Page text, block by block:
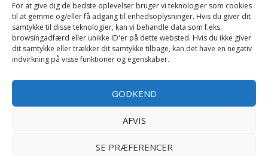
For at give dig de bedste oplevelser bruger vi teknologier som cookies
til at gemme og/eller få adgang til enhedsoplysninger. Hvis du giver dit
samtykke til disse teknologier, kan vi behandle data som f.eks.
browsingadfærd eller unikke ID'er på dette websted. Hvis du ikke giver
dit samtykke eller trækker dit samtykke tilbage, kan det have en negativ
indvirkning på visse funktioner og egenskaber.
GODKEND
AFVIS
SE PRÆFERENCER
Pressemaskiner
Save
Søjlebore- & bænkboremaskiner